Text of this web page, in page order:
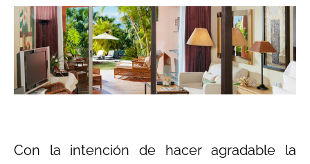
Con la intención de hacer agradable la